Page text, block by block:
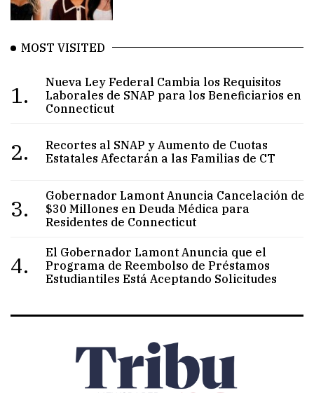
MOST VISITED
1.
Nueva Ley Federal Cambia los Requisitos
Laborales de SNAP para los Beneficiarios en
Connecticut
2.
Recortes al SNAP y Aumento de Cuotas
Estatales Afectarán a las Familias de CT
3.
Gobernador Lamont Anuncia Cancelación de
$30 Millones en Deuda Médica para
Residentes de Connecticut
4.
El Gobernador Lamont Anuncia que el
Programa de Reembolso de Préstamos
Estudiantiles Está Aceptando Solicitudes